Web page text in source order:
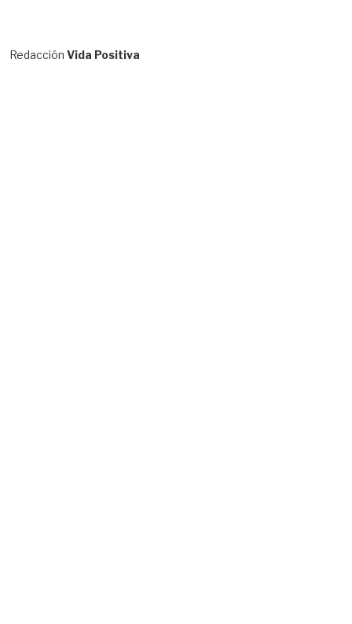
Redacción Vida Positiva